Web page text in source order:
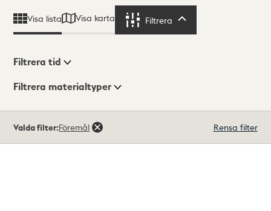
Visa lista Visa karta Filtrera
Visningsläge
Filtrera tid
Filtrera materialtyper
träffar
Valda filter:Föremål Rensa filter